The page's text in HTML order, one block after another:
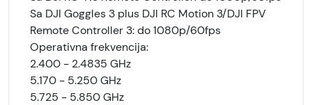
Sa DJI Goggles 3 plus DJI RC Motion 3/DJI FPV
Remote Controller 3: do 1080p/60fps
Operativna frekvencija:
2.400 - 2.4835 GHz
5.170 - 5.250 GHz
5.725 - 5.850 GHz